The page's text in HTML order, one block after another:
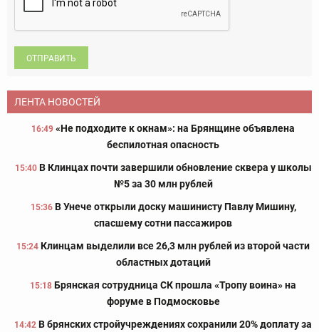
ОТПРАВИТЬ
ЛЕНТА НОВОСТЕЙ
16:49 «Не подходите к окнам»: на Брянщине объявлена
беспилотная опасность
15:40 В Клинцах почти завершили обновление сквера у школы
№5 за 30 млн рублей
15:36 В Унече открыли доску машинисту Павлу Мишину,
спасшему сотни пассажиров
15:24 Клинцам выделили все 26,3 млн рублей из второй части
областных дотаций
15:18 Брянская сотрудница СК прошла «Тропу воина» на
форуме в Подмосковье
14:42 В брянских стройучреждениях сохранили 20% доплату за